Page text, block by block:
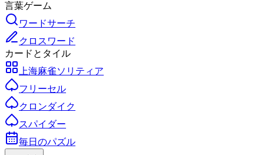
言葉ゲーム
ワードサーチ
クロスワード
カードとタイル
上海麻雀ソリティア
フリーセル
クロンダイク
スパイダー
毎日のパズル